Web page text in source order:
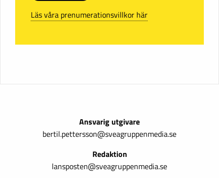
Läs våra prenumerationsvillkor här
Ansvarig utgivare
bertil.pettersson@sveagruppenmedia.se
Redaktion
lansposten@sveagruppenmedia.se